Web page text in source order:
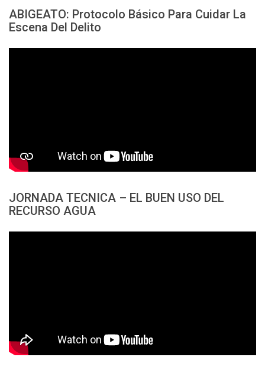
ABIGEATO: Protocolo Básico Para Cuidar La
Escena Del Delito
JORNADA TECNICA – EL BUEN USO DEL
RECURSO AGUA